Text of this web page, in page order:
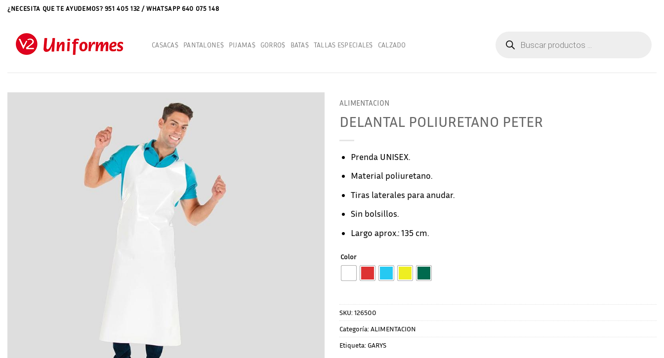
Saltar
contenido
¿NECESITA QUE TE AYUDEMOS? 951 405 132 / WHATSAPP 640 075 148
CASACAS PANTALONES PIJAMAS GORROS BATAS TALLAS ESPECIALES CALZADO
productos
ALIMENTACION
DELANTAL POLIURETANO PETER
Prenda UNISEX.
Material poliuretano.
Tiras laterales para anudar.
Sin bolsillos.
Largo aprox.: 135 cm.
Color
SKU: 126500
Categoría: ALIMENTACION
Etiqueta: GARYS